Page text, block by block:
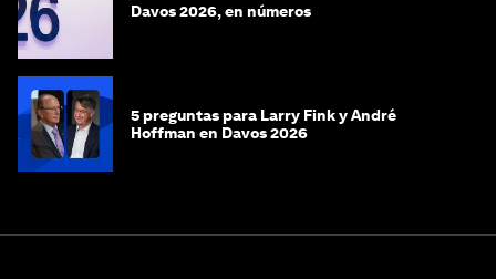
Davos 2026, en números
5 preguntas para Larry Fink y André
Hoffman en Davos 2026